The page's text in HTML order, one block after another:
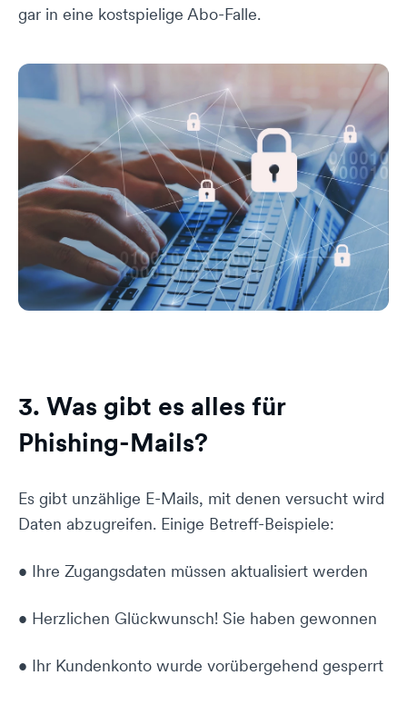
gar in eine kostspielige Abo-Falle.
3. Was gibt es alles für
Phishing-Mails?
Es gibt unzählige E-Mails, mit denen versucht wird
Daten abzugreifen. Einige Betreff-Beispiele:
• Ihre Zugangsdaten müssen aktualisiert werden
• Herzlichen Glückwunsch! Sie haben gewonnen
• Ihr Kundenkonto wurde vorübergehend gesperrt